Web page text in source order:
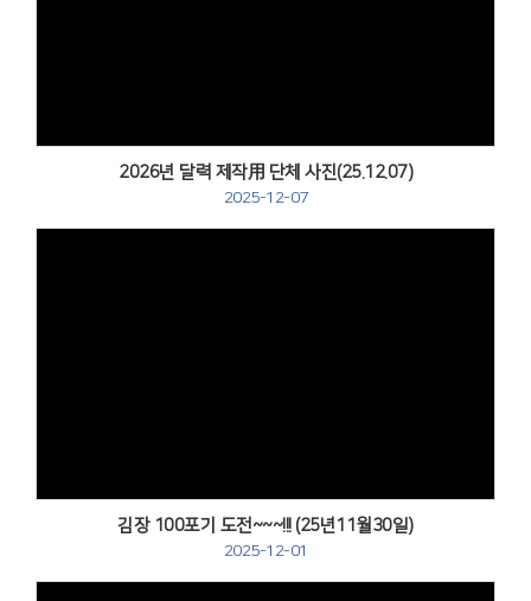
2026년 달력 제작用 단체 사진(25.12.07)
2025-12-07
김장 100포기 도전~~~!!! (25년11월30일)
2025-12-01